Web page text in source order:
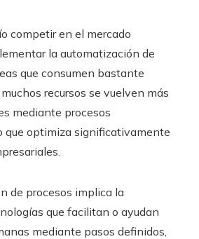
competir en el mercado
la automatización de
que consumen bastante
recursos se vuelven más
mediante procesos
que optimiza significativamente
de procesos implica la
que facilitan o ayudan
mediante pasos definidos,